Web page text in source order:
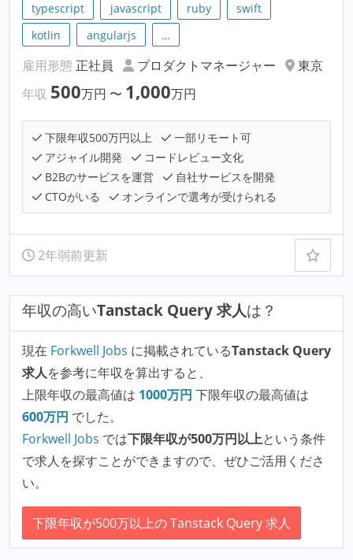
typescript javascript ruby
swift
kotlin
angularjs …
雇用形態 正社員 プロダクトマネージャー
東京
年収 500万円 〜 1,000万円
下限年収500万円以上
一部リモート可
アジャイル開発
コードレビュー文化
B2Bのサービスを運営
自社サービスを開発
CTOがいる
オンラインで選考が受けられる
2年弱前更新
年収の高いTanstack Query 求人は？
現在 Forkwell Jobs に掲載されているTanstack Query
求人を参考に年収を算出すると、
上限年収の最高値は 1000万円 下限年収の最高値は
600万円 でした。
Forkwell Jobs では下限年収が500万円以上という条件
で求人を探すことができますので、ぜひご活用くださ
い。
下限年収が500万以上の Tanstack Query 求人